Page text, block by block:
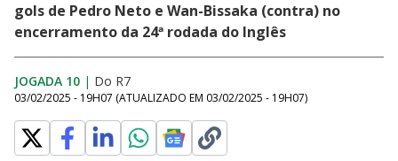
gols de Pedro Neto e Wan-Bissaka (contra) no
encerramento da 24ª rodada do Inglês
JOGADA 10 | Do R7
03/02/2025 - 19H07 (ATUALIZADO EM 03/02/2025 - 19H07)